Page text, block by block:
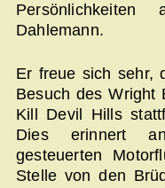
Dahlemann.
Er freue sich sehr,
Besuch des Wright
Kill Devil Hills
Dies erinnert
gesteuerten
Stelle von den